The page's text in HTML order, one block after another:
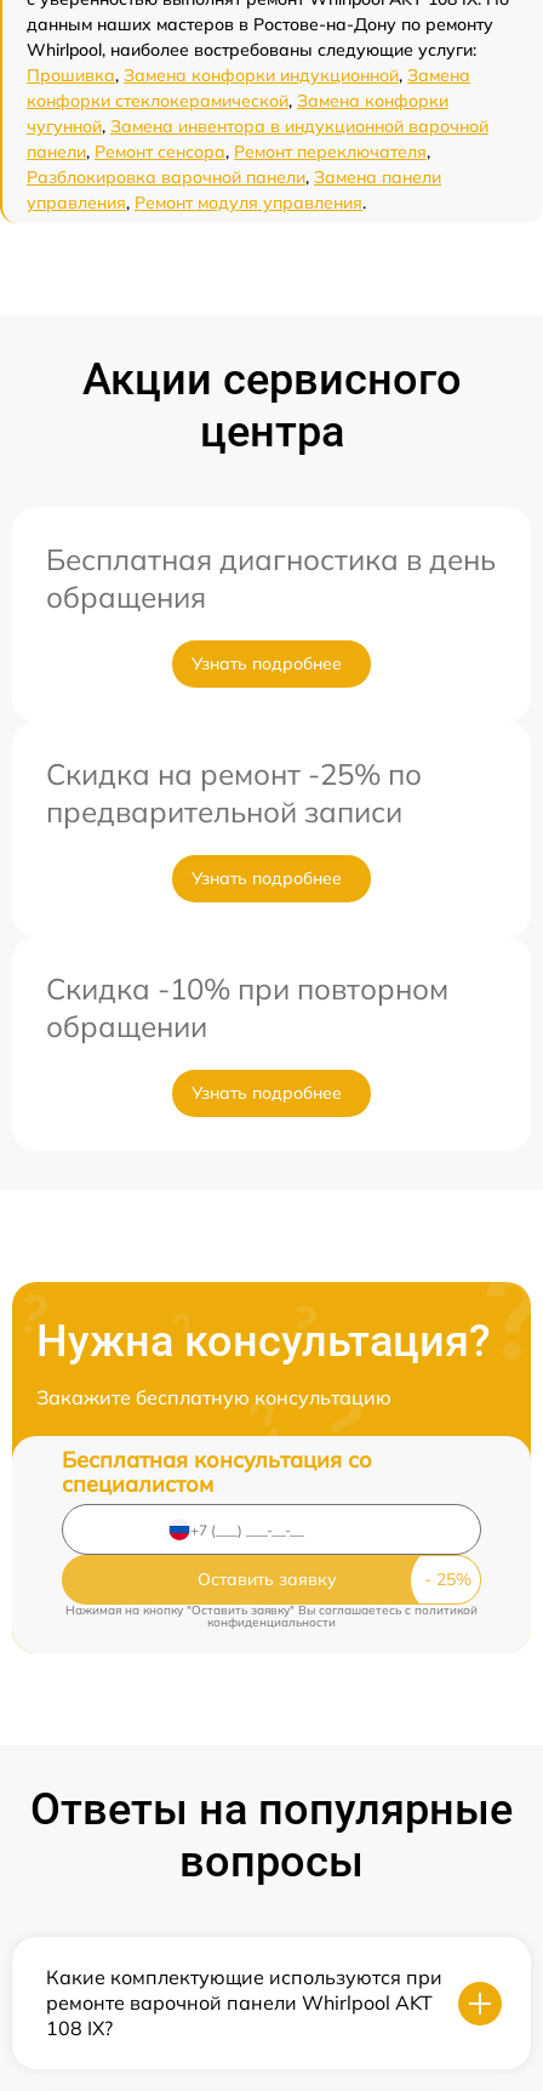
данным наших мастеров в Ростове-на-Дону по ремонту
Whirlpool, наиболее востребованы следующие услуги:
Прошивка, Замена конфорки индукционной, Замена
конфорки стеклокерамической, Замена конфорки
чугунной, Замена инвентора в индукционной варочной
панели, Ремонт сенсора, Ремонт переключателя,
Разблокировка варочной панели, Замена панели
управления, Ремонт модуля управления.
Акции сервисного
центра
Бесплатная диагностика в день
обращения
Узнать подробнее
Скидка на ремонт -25% по
предварительной записи
Узнать подробнее
Скидка -10% при повторном
обращении
Узнать подробнее
Нужна консультация?
Закажите бесплатную консультацию
Бесплатная консультация со
специалистом
Оставить заявку
Нажимая на кнопку "Оставить заявку" Вы соглашаетесь c политикой
конфиденциальности
Ответы на популярные
вопросы
Какие комплектующие используются при
ремонте варочной панели Whirlpool AKT
108 IX?